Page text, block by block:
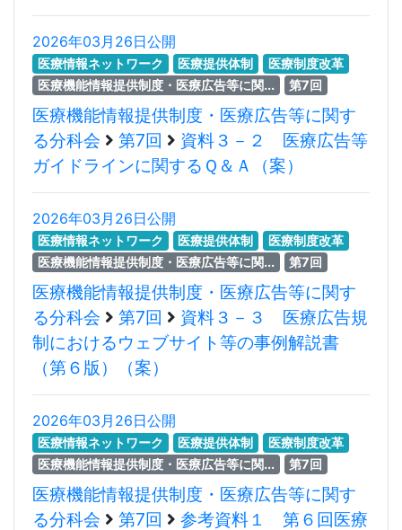
2026年03月26日公開
医療情報ネットワーク 医療提供体制
医療制度改革
医療機能情報提供制度・医療広告等に関...
第7回
医療機能情報提供制度・医療広告等に関す
る分科会
第7回
資料３－２ 医療広告等
ガイドラインに関するＱ＆Ａ（案）
2026年03月26日公開
医療情報ネットワーク 医療提供体制
医療制度改革
医療機能情報提供制度・医療広告等に関...
第7回
医療機能情報提供制度・医療広告等に関す
る分科会
第7回
資料３－３ 医療広告規
制におけるウェブサイト等の事例解説書
（第６版）（案）
2026年03月26日公開
医療情報ネットワーク 医療提供体制
医療制度改革
医療機能情報提供制度・医療広告等に関...
第7回
医療機能情報提供制度・医療広告等に関す
る分科会
第7回
参考資料１ 第６回医療